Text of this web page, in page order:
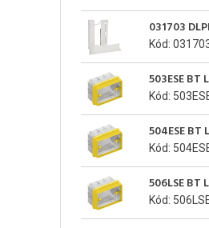
031703
Kód:
503ESE BT
Kód:
504ESE BT
Kód:
506LSE BT
Kód: